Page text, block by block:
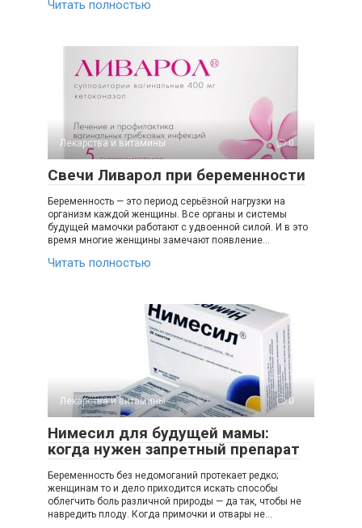
Читать полностью
Лекарства и витамины 0
Свечи Ливарол при беременности
Беременность — это период серьёзной нагрузки на
организм каждой женщины. Все органы и системы
будущей мамочки работают с удвоенной силой. И в это
время многие женщины замечают появление…
Читать полностью
Лекарства и витамины 0
Нимесил для будущей мамы:
когда нужен запретный препарат
Беременность без недомоганий протекает редко;
женщинам то и дело приходится искать способы
облегчить боль различной природы — да так, чтобы не
навредить плоду. Когда примочки и отвары не…